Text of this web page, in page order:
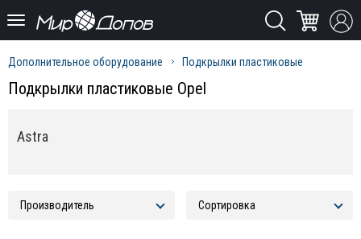
Дополнительное оборудование Подкрылки пластиковые
Подкрылки пластиковые Opel
Astra